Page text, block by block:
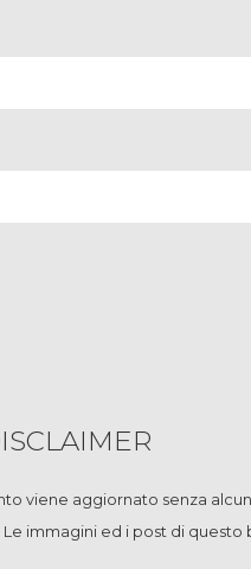
viene aggiornato senza
immagini ed i post di